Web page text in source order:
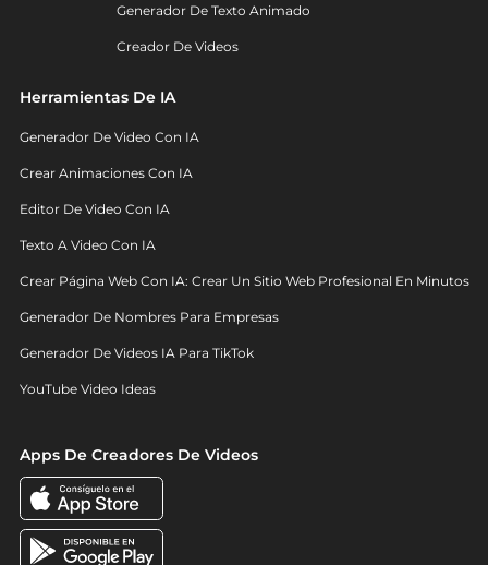
Generador De Texto Animado
Creador De Videos
Herramientas De IA
Generador De Video Con IA
Crear Animaciones Con IA
Editor De Video Con IA
Texto A Video Con IA
Crear Página Web Con IA: Crear Un Sitio Web Profesional En Minutos
Generador De Nombres Para Empresas
Generador De Videos IA Para TikTok
YouTube Video Ideas
Apps De Creadores De Videos